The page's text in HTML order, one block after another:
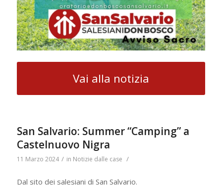
Vai alla notizia
San Salvario: Summer “Camping” a
Castelnuovo Nigra
11 Marzo 2024 / in Notizie dalle case /
Dal sito dei salesiani di San Salvario.